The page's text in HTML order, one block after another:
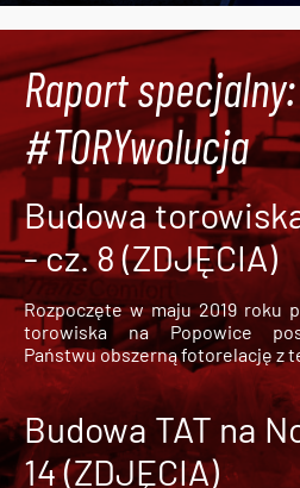
Raport specjalny:
#TORYwolucja
Budowa
- cz. 8 (ZDJĘCIA)
Rozpoczęte w maju 2019 roku
torowiska na Popowice
Państwu obszerną fotorelację z
Budowa TAT na
14 (ZDJĘCIA)